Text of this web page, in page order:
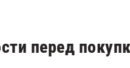
перед